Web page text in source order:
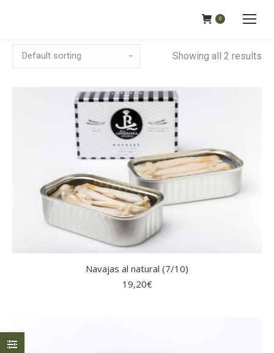
0
Showing all 2 results
Navajas al natural (7/10)
19,20€